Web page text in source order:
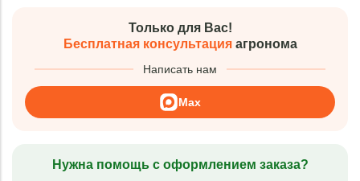
Только для Вас!
Бесплатная консультацияагронома
Написать нам
Max
Нужна помощь с оформлением заказа?